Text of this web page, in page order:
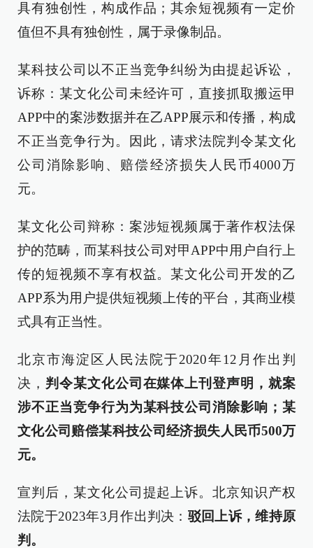
具有独创性，构成作品；其余短视频有一定价
值但不具有独创性，属于录像制品。
某科技公司以不正当竞争纠纷为由提起诉讼，
诉称：某文化公司未经许可，直接抓取搬运甲
APP中的案涉数据并在乙APP展示和传播，构成
不正当竞争行为。因此，请求法院判令某文化
公司消除影响、赔偿经济损失人民币4000万
元。
某文化公司辩称：案涉短视频属于著作权法保
护的范畴，而某科技公司对甲APP中用户自行上
传的短视频不享有权益。某文化公司开发的乙
APP系为用户提供短视频上传的平台，其商业模
式具有正当性。
北京市海淀区人民法院于2020年12月作出判
决， 判令某文化公司在媒体上刊登声明，就案
涉不正当竞争行为为某科技公司消除影响；某
文化公司赔偿某科技公司经济损失人民币500万
元。
宣判后，某文化公司提起上诉。北京知识产权
法院于2023年3月作出判决： 驳回上诉，维持原
判。